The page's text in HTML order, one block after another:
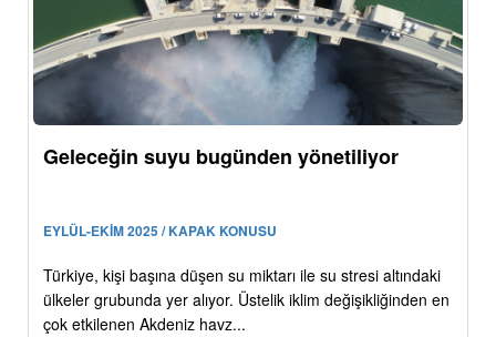
Geleceğin suyu bugünden yönetiliyor
EYLÜL-EKİM 2025 / KAPAK KONUSU
Türkiye, kişi başına düşen su miktarı ile su stresi altındaki
ülkeler grubunda yer alıyor. Üstelik iklim değişikliğinden en
çok etkilenen Akdeniz havz...